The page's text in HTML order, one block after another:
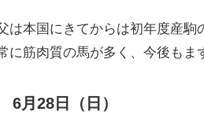
は本国にきてからは初年度産駒
に筋肉質の馬が多く、今後もま
6月28日（日）